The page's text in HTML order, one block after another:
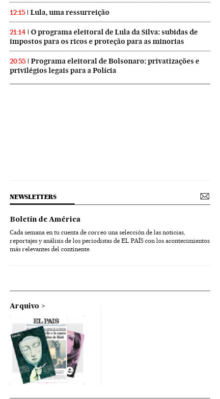
12:15 Lula, uma ressurreição
21:14
O programa eleitoral de Lula da Silva: subidas de
impostos para os ricos e proteção para as minorias
20:55
Programa eleitoral de Bolsonaro: privatizações e
privilégios legais para a Polícia
NEWSLETTERS
Boletín de América
Cada semana en tu cuenta de correo una selección de las noticias,
reportajes y análisis de los periodistas de EL PAÍS con los acontecimientos
más relevantes del continente.
Arquivo